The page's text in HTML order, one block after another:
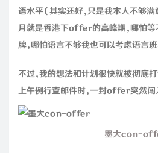
语水平（其实还好，只是我本人不够满
月就是香港下offer的高峰期，哪怕
牌，哪怕语言不够我也可以考虑语言班
不过，我的想法和计划很快就被彻底
上午例行查邮件时，一封offer突然闯
墨大con-